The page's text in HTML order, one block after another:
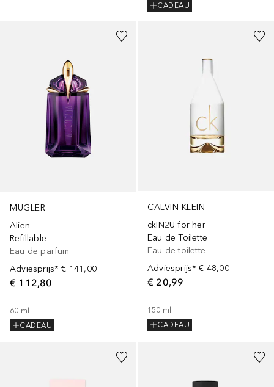
CADEAU
MUGLER
Alien
Refillable
Eau de parfum
Adviesprijs* € 141,00
€ 112,80
60 ml
CADEAU
CALVIN KLEIN
ckIN2U for her
Eau de Toilette
Eau de toilette
Adviesprijs* € 48,00
€ 20,99
150 ml
CADEAU